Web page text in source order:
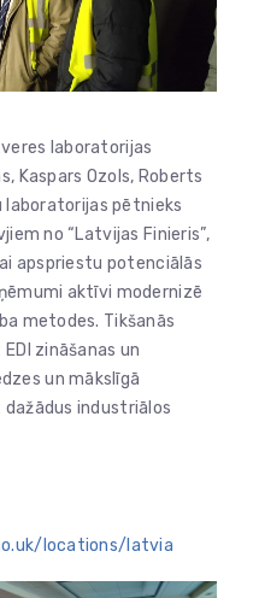
laboratorijas
Kaspars Ozols, Roberts
laboratorijas pētnieks
no “Latvijas Finieris”,
lai apspriestu potenciālās
aktīvi modernizē
metodes. Tikšanās
zināšanas un
un mākslīgā
industriālos
locations/latvia